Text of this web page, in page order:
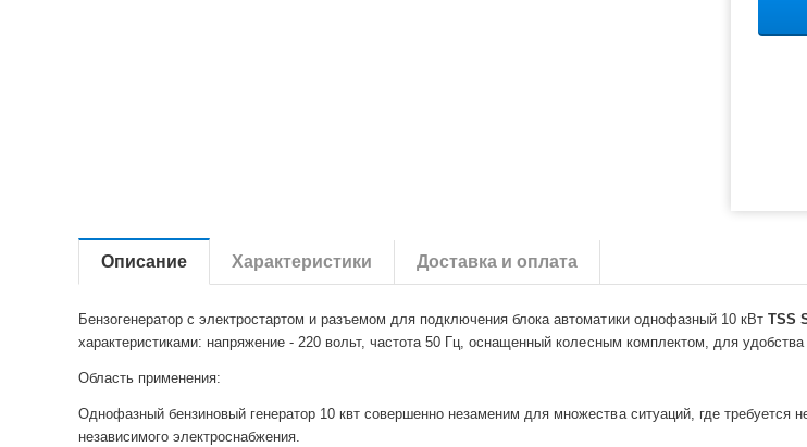
Описание Характеристики Доставка и оплата
Бензогенератор с электростартом и разъемом для подключения блока автоматики однофазный 10 кВт TSS
характеристиками: напряжение - 220 вольт, частота 50 Гц, оснащенный колесным комплектом, для
Область применения:
Однофазный бензиновый генератор 10 квт совершенно незаменим для множества ситуаций, где требуется
независимого электроснабжения.